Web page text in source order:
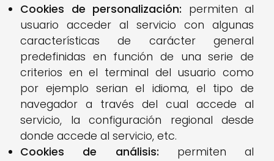
Cookies de personalización: permiten al
usuario acceder al servicio con algunas
características de carácter general
predefinidas en función de una serie de
criterios en el terminal del usuario como
por ejemplo serian el idioma, el tipo de
navegador a través del cual accede al
servicio, la configuración regional desde
donde accede al servicio, etc.
Cookies de análisis: permiten al